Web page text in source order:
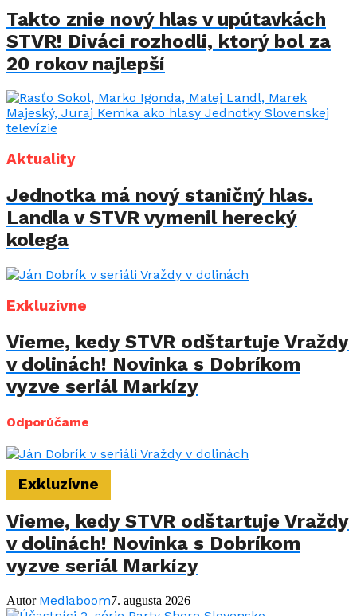
Takto znie nový hlas v upútavkách
STVR! Diváci rozhodli, ktorý bol za
20 rokov najlepší
Aktuality
Jednotka má nový staničný hlas.
Landla v STVR vymenil herecký
kolega
Exkluzívne
Vieme, kedy STVR odštartuje Vraždy
v dolinách! Novinka s Dobríkom
vyzve seriál Markízy
Odporúčame
Exkluzívne
Vieme, kedy STVR odštartuje Vraždy
v dolinách! Novinka s Dobríkom
vyzve seriál Markízy
Autor Mediaboom7. augusta 2026